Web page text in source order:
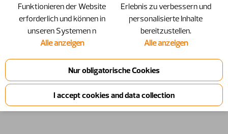
Funktionieren der Website
erforderlich und können in
unseren Systemen n
Alle anzeigen
Erlebnis zu verbessern und
personalisierte Inhalte
bereitzustellen.
Alle anzeigen